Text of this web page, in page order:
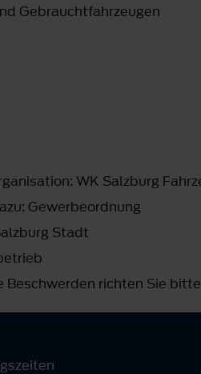
Gebrauchtfahrzeugen
WK Salzburg
Gewerbeordnung
Stadt
richten Sie